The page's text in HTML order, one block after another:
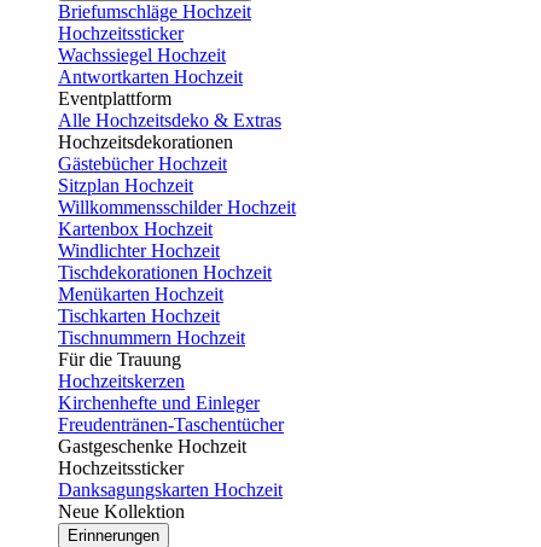
Briefumschläge Hochzeit
Hochzeitssticker
Wachssiegel Hochzeit
Antwortkarten Hochzeit
Eventplattform
Alle Hochzeitsdeko & Extras
Hochzeitsdekorationen
Gästebücher Hochzeit
Sitzplan Hochzeit
Willkommensschilder Hochzeit
Kartenbox Hochzeit
Windlichter Hochzeit
Tischdekorationen Hochzeit
Menükarten Hochzeit
Tischkarten Hochzeit
Tischnummern Hochzeit
Für die Trauung
Hochzeitskerzen
Kirchenhefte und Einleger
Freudentränen-Taschentücher
Gastgeschenke Hochzeit
Hochzeitssticker
Danksagungskarten Hochzeit
Neue Kollektion
Erinnerungen